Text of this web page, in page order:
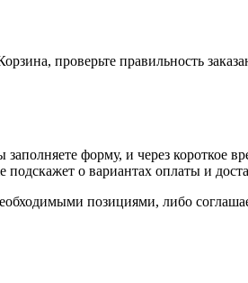
проверьте правильность
форму, и через короткое
подскажет о вариантах оплаты и
позициями, либо